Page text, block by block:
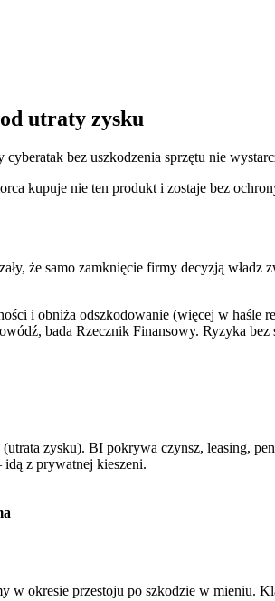
utraty zysku
bez uszkodzenia sprzętu nie
kupuje nie ten produkt i zostaje bez
że samo zamknięcie firmy decyzją władz
i obniża odszkodowanie (więcej w haśle
bada Rzecznik Finansowy. Ryzyka
zysku). BI pokrywa czynsz, leasing,
z prywatnej kieszeni.
w okresie przestoju po szkodzie w mieniu.